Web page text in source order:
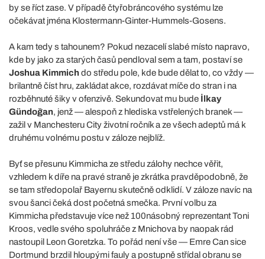
by se říct zase. V případě čtyřobráncového systému lze
očekávat jména Klostermann-Ginter-Hummels-Gosens.
A kam tedy s tahounem? Pokud nezacelí slabé místo napravo,
kde by jako za starých časů pendloval sem a tam, postaví se
Joshua Kimmich do středu pole, kde bude dělat to, co vždy —
brilantně číst hru, zakládat akce, rozdávat míče do stran i na
rozběhnuté šiky v ofenzivě. Sekundovat mu bude İlkay
Gündoğan, jenž — alespoň z hlediska vstřelených branek —
zažil v Manchesteru City životní ročník a ze všech adeptů má k
druhému volnému postu v záloze nejblíž.
Byť se přesunu Kimmicha ze středu zálohy nechce věřit,
vzhledem k díře na pravé straně je zkrátka pravděpodobně, že
se tam středopolař Bayernu skutečně odklidí. V záloze navíc na
svou šanci čeká dost početná smečka. První volbu za
Kimmicha představuje více než 100násobný reprezentant Toni
Kroos, vedle svého spoluhráče z Mnichova by naopak rád
nastoupil Leon Goretzka. To pořád není vše — Emre Can sice
Dortmund brzdil hloupými fauly a postupně střídal obranu se